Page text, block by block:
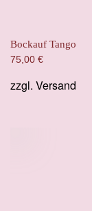
Bockauf Tango
75,00 €
zzgl. Versand